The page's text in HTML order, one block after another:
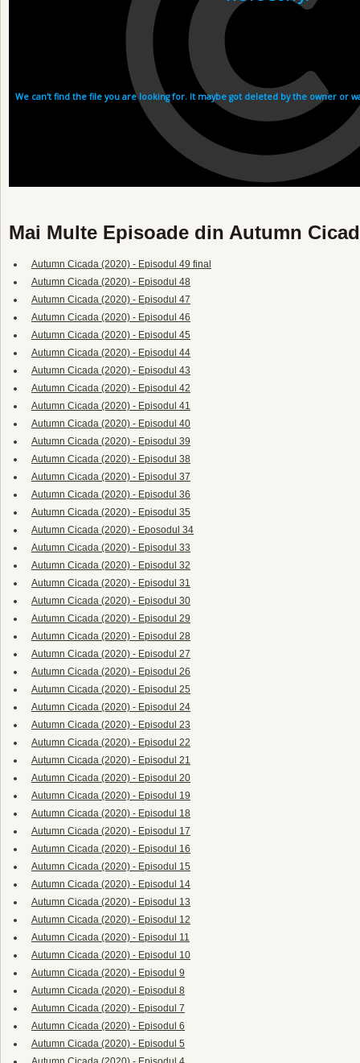
Mai Multe Episoade din Autumn
Autumn Cicada (2020) - Episodul 49 final
Autumn Cicada (2020) - Episodul 48
Autumn Cicada (2020) - Episodul 47
Autumn Cicada (2020) - Episodul 46
Autumn Cicada (2020) - Episodul 45
Autumn Cicada (2020) - Episodul 44
Autumn Cicada (2020) - Episodul 43
Autumn Cicada (2020) - Episodul 42
Autumn Cicada (2020) - Episodul 41
Autumn Cicada (2020) - Episodul 40
Autumn Cicada (2020) - Episodul 39
Autumn Cicada (2020) - Episodul 38
Autumn Cicada (2020) - Episodul 37
Autumn Cicada (2020) - Episodul 36
Autumn Cicada (2020) - Episodul 35
Autumn Cicada (2020) - Eposodul 34
Autumn Cicada (2020) - Episodul 33
Autumn Cicada (2020) - Episodul 32
Autumn Cicada (2020) - Episodul 31
Autumn Cicada (2020) - Episodul 30
Autumn Cicada (2020) - Episodul 29
Autumn Cicada (2020) - Episodul 28
Autumn Cicada (2020) - Episodul 27
Autumn Cicada (2020) - Episodul 26
Autumn Cicada (2020) - Episodul 25
Autumn Cicada (2020) - Episodul 24
Autumn Cicada (2020) - Episodul 23
Autumn Cicada (2020) - Episodul 22
Autumn Cicada (2020) - Episodul 21
Autumn Cicada (2020) - Episodul 20
Autumn Cicada (2020) - Episodul 19
Autumn Cicada (2020) - Episodul 18
Autumn Cicada (2020) - Episodul 17
Autumn Cicada (2020) - Episodul 16
Autumn Cicada (2020) - Episodul 15
Autumn Cicada (2020) - Episodul 14
Autumn Cicada (2020) - Episodul 13
Autumn Cicada (2020) - Episodul 12
Autumn Cicada (2020) - Episodul 11
Autumn Cicada (2020) - Episodul 10
Autumn Cicada (2020) - Episodul 9
Autumn Cicada (2020) - Episodul 8
Autumn Cicada (2020) - Episodul 7
Autumn Cicada (2020) - Episodul 6
Autumn Cicada (2020) - Episodul 5